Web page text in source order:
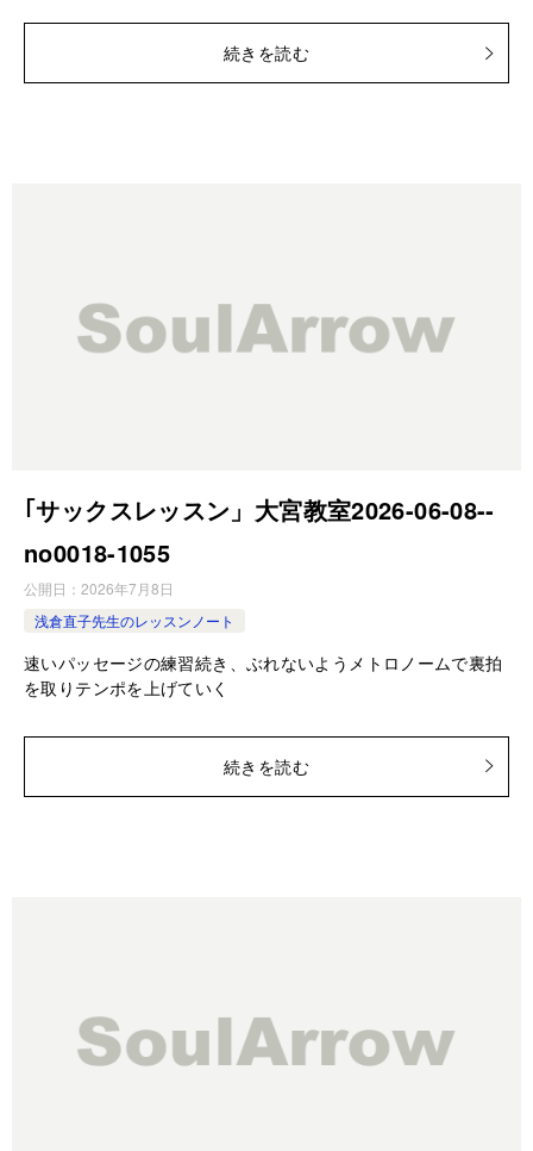
続きを読む
｢サックスレッスン」大宮教室2026-06-08-­
no0018-­1055
公開日： 2026年7月8日
浅倉直子先生のレッスンノート
速いパッセージの練習続き、ぶれないようメトロノームで裏拍
を取りテンポを上げていく
続きを読む